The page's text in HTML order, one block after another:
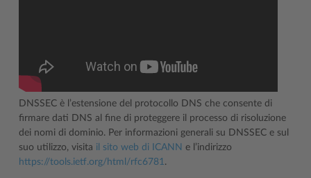
DNSSEC è l’estensione del protocollo DNS che consente di
firmare dati DNS al fine di proteggere il processo di risoluzione
dei nomi di dominio. Per informazioni generali su DNSSEC e sul
suo utilizzo, visita il sito web di ICANN e l’indirizzo
https://tools.ietf.org/html/rfc6781.